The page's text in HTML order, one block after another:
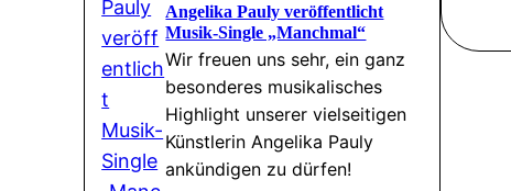
Angelika Pauly veröffentlicht
Musik-Single „Manchmal“
Wir freuen uns sehr, ein ganz
besonderes musikalisches
Highlight unserer vielseitigen
Künstlerin Angelika Pauly
ankündigen zu dürfen!